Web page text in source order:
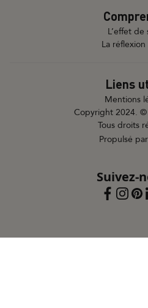
L’effet de
La réflexion
Liens
Mentions
Copyright 2024. ©
Tous droits
Propulsé par
Suivez-